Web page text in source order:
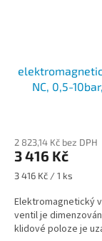
NC, 0,5-
2 823,14 Kč bez DPH
3 416 Kč
Měrná
3 416 Kč / 1 ks
Elektromagnetický
ventil je
klidové poloze je